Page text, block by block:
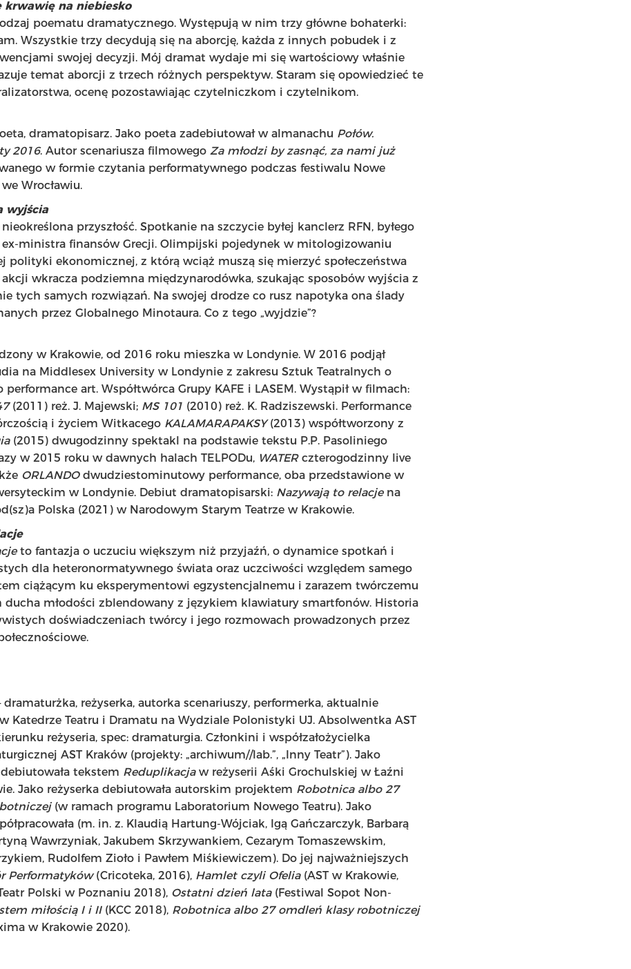
krwawię na niebiesko
poematu dramatycznego. Występują w nim trzy główne bohaterki:
Wszystkie trzy decydują się na aborcję, każda z innych pobudek i z
swojej decyzji. Mój dramat wydaje mi się wartościowy właśnie
temat aborcji z trzech różnych perspektyw. Staram się opowiedzieć te
ocenę pozostawiając czytelniczkom i czytelnikom.
dramatopisarz. Jako poeta zadebiutował w almanachu Połów.
2016. Autor scenariusza filmowego Za młodzi by zasnąć, za nami już
w formie czytania performatywnego podczas festiwalu Nowe
Wrocławiu.
wyjścia
przyszłość. Spotkanie na szczycie byłej kanclerz RFN, byłego
ex-ministra finansów Grecji. Olimpijski pojedynek w mitologizowaniu
polityki ekonomicznej, z którą wciąż muszą się mierzyć społeczeństwa
akcji wkracza podziemna międzynarodówka, szukając sposobów wyjścia z
tych samych rozwiązań. Na swojej drodze co rusz napotyka ona ślady
przez Globalnego Minotaura. Co z tego „wyjdzie”?
w Krakowie, od 2016 roku mieszka w Londynie. W 2016 podjął
na Middlesex University w Londynie z zakresu Sztuk Teatralnych o
art. Współtwórca Grupy KAFE i LASEM. Wystąpił w filmach:
(2011) reż. J. Majewski; MS 101 (2010) reż. K. Radziszewski. Performance
i życiem Witkacego KALAMARAPAKSY(2013) współtworzony z
(2015) dwugodzinny spektakl na podstawie tekstu P.P. Pasoliniego
w 2015 roku w dawnych halach TELPODu, WATERczterogodzinny live
ORLANDO dwudziestominutowy performance, oba przedstawione w
w Londynie. Debiut dramatopisarski: Nazywają to relacjena
Polska (2021) w Narodowym Starym Teatrze w Krakowie.
to fantazja o uczuciu większym niż przyjaźń, o dynamice spotkań i
dla heteronormatywnego świata oraz uczciwości względem samego
ciążącym ku eksperymentowi egzystencjalnemu i zarazem twórczemu
ducha młodości zblendowany z językiem klawiatury smartfonów. Historia
doświadczeniach twórcy i jego rozmowach prowadzonych przez
dramaturżka, reżyserka, autorka scenariuszy, performerka, aktualnie
Katedrze Teatru i Dramatu na Wydziale Polonistyki UJ. Absolwentka AST
reżyseria, spec: dramaturgia. Członkini i współzałożycielka
AST Kraków (projekty: „archiwum//lab.”, „Inny Teatr”). Jako
tekstem Reduplikacjaw reżyserii Aśki Grochulskiej w Łaźni
Jako reżyserka debiutowała autorskim projektem Robotnica albo 27
(w ramach programu Laboratorium Nowego Teatru). Jako
(m. in. z. Klaudią Hartung-Wójciak, Igą Gańczarczyk, Barbarą
Wawrzyniak, Jakubem Skrzywankiem, Cezarym Tomaszewskim,
Rudolfem Zioło i Pawłem Miśkiewiczem). Do jej najważniejszych
Performatyków(Cricoteka, 2016), Hamlet czyli Ofelia(AST w Krakowie,
Polski w Poznaniu 2018), Ostatni dzień lata(Festiwal Sopot Non-
miłością I i II(KCC 2018), Robotnica albo 27 omdleń klasy robotniczej
w Krakowie 2020).